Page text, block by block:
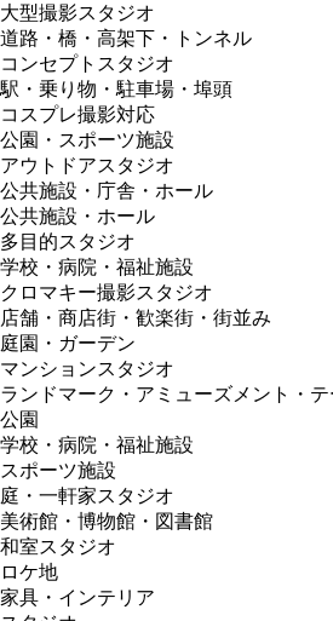
大型撮影スタジオ
道路・橋・高架下・トンネル
コンセプトスタジオ
駅・乗り物・駐車場・埠頭
コスプレ撮影対応
公園・スポーツ施設
アウトドアスタジオ
公共施設・庁舎・ホール
公共施設・ホール
多目的スタジオ
学校・病院・福祉施設
クロマキー撮影スタジオ
店舗・商店街・歓楽街・街並み
庭園・ガーデン
マンションスタジオ
ランドマーク・アミューズメント・
公園
学校・病院・福祉施設
スポーツ施設
庭・一軒家スタジオ
美術館・博物館・図書館
和室スタジオ
ロケ地
家具・インテリア